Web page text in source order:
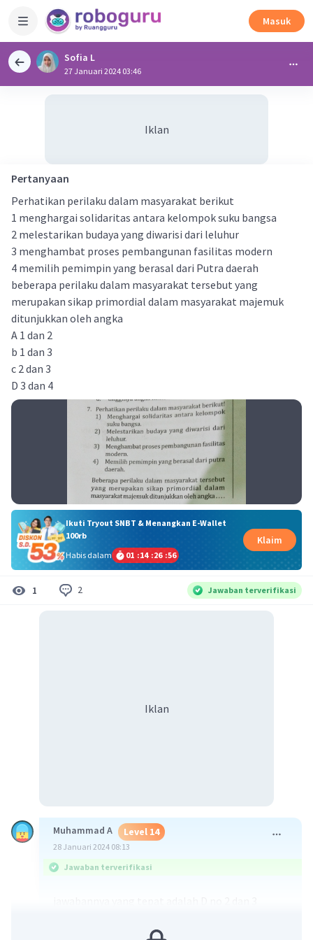
Masuk
Sofia L
27 Januari 2024 03:46
Iklan
Pertanyaan
Perhatikan perilaku dalam masyarakat berikut
1 menghargai solidaritas antara kelompok suku bangsa
2 melestarikan budaya yang diwarisi dari leluhur
3 menghambat proses pembangunan fasilitas modern
4 memilih pemimpin yang berasal dari Putra daerah
beberapa perilaku dalam masyarakat tersebut yang
merupakan sikap primordial dalam masyarakat majemuk
ditunjukkan oleh angka
A 1 dan 2
b 1 dan 3
c 2 dan 3
D 3 dan 4
Ikuti Tryout SNBT & Menangkan E-Wallet
100rb
Habis dalam
01 :14 :26 :56
Klaim
1 2 Jawaban terverifikasi
Iklan
Muhammad A Level 14
28 Januari 2024 08:13
Jawaban terverifikasi
menganggap bahwa segala yang berasal dari